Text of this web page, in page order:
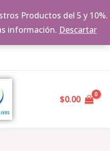
Productos del 5 y 10%.
información. Descartar
$0.00